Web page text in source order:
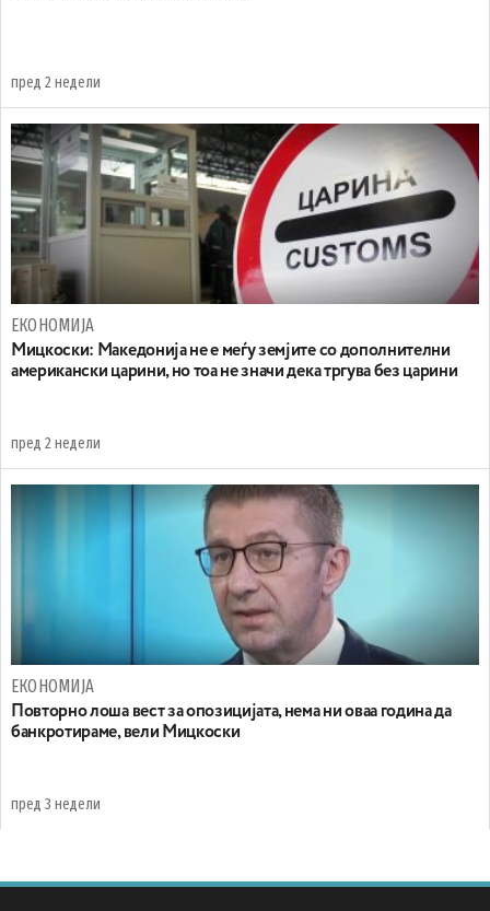
пред 2 недели
ЕКОНОМИЈА
Мицкоски: Македонија не е меѓу земјите со дополнителни
американски царини, но тоа не значи дека тргува без царини
пред 2 недели
ЕКОНОМИЈА
Повторно лоша вест за опозицијата, нема ни оваа година да
банкротираме, вели Мицкоски
пред 3 недели